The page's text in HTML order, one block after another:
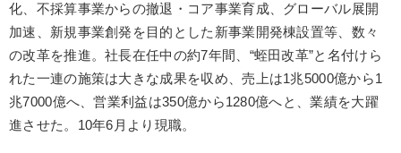
化、不採算事業からの撤退・コア事業育成、グローバル展開
加速、新規事業創発を目的とした新事業開発棟設置等、数々
の改革を推進。社長在任中の約7年間、“蛭田改革”と名付けら
れた一連の施策は大きな成果を収め、売上は1兆5000億から1
兆7000億へ、営業利益は350億から1280億へと、業績を大躍
進させた。10年6月より現職。